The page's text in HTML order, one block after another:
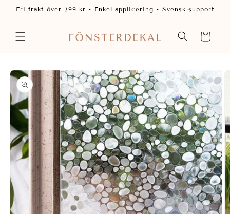
vidare
Fri frakt över 399 kr • Enkel applicering • Svensk support
Varukorg
vidare till